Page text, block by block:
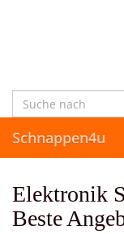
Schnappen4u
Elektronik
Beste